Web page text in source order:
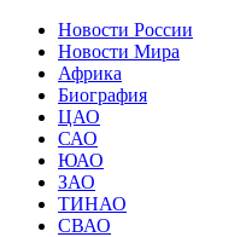
Новости России
Новости Мира
Африка
Биография
ЦАО
САО
ЮАО
ЗАО
ТИНАО
СВАО